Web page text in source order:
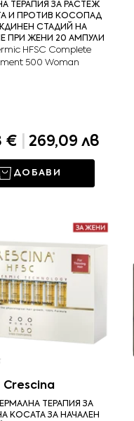
ТЕРАПИЯ ЗА РАСТЕЖ
И ПРОТИВ КОСОПАД
СТАДИЙ НА
ПРИ ЖЕНИ 20 АМПУЛИ
HFSC Complete
500 Woman
€ 269,09 лв
ДОБАВИ
Crescina
ТЕРАПИЯ ЗА
КОСАТА ЗА НАЧАЛЕН